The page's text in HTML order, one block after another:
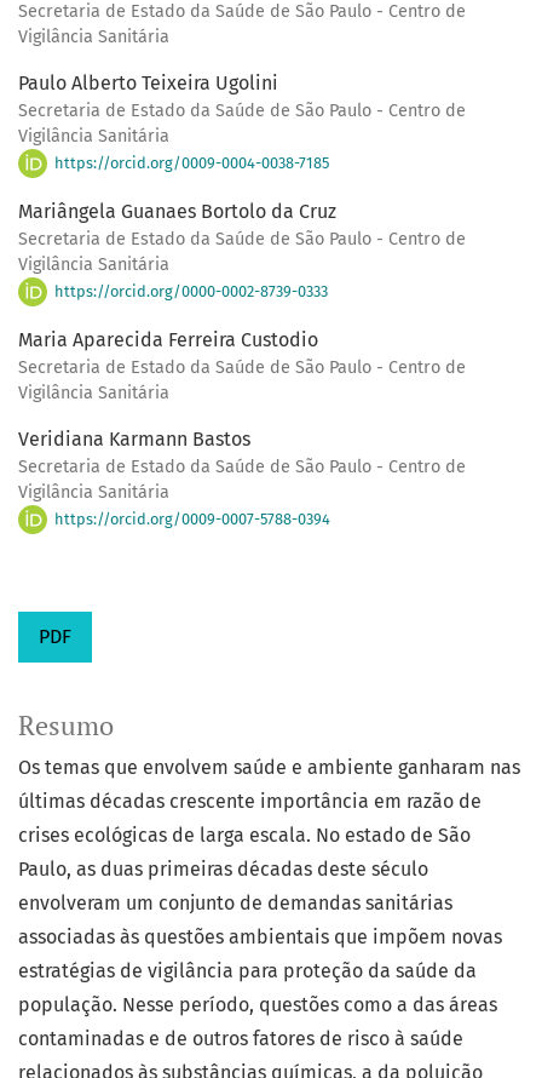
Secretaria de Estado da Saúde de São Paulo - Centro de
Vigilância Sanitária
Paulo Alberto Teixeira Ugolini
Secretaria de Estado da Saúde de São Paulo - Centro de
Vigilância Sanitária
https://orcid.org/0009-0004-0038-7185
Mariângela Guanaes Bortolo da Cruz
Secretaria de Estado da Saúde de São Paulo - Centro de
Vigilância Sanitária
https://orcid.org/0000-0002-8739-0333
Maria Aparecida Ferreira Custodio
Secretaria de Estado da Saúde de São Paulo - Centro de
Vigilância Sanitária
Veridiana Karmann Bastos
Secretaria de Estado da Saúde de São Paulo - Centro de
Vigilância Sanitária
https://orcid.org/0009-0007-5788-0394
PDF
Resumo
Os temas que envolvem saúde e ambiente ganharam nas
últimas décadas crescente importância em razão de
crises ecológicas de larga escala. No estado de São
Paulo, as duas primeiras décadas deste século
envolveram um conjunto de demandas sanitárias
associadas às questões ambientais que impõem novas
estratégias de vigilância para proteção da saúde da
população. Nesse período, questões como a das áreas
contaminadas e de outros fatores de risco à saúde
relacionados às substâncias químicas, a da poluição